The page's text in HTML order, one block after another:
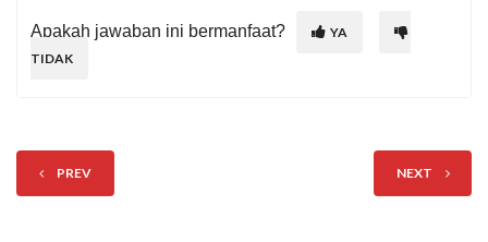
Apakah jawaban ini bermanfaat?
YA
TIDAK
PREV NEXT